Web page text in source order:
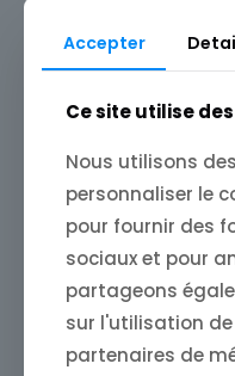
12 décembre 2024
Store4One :
Accepter
Ce site utilise
Nous utilisons
personnaliser le
pour fournir des
sociaux et pour
partageons
sur l'utilisation
partenaires de